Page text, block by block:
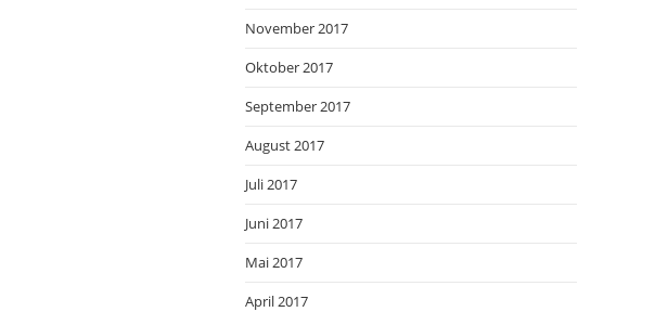
November 2017
Oktober 2017
September 2017
August 2017
Juli 2017
Juni 2017
Mai 2017
April 2017